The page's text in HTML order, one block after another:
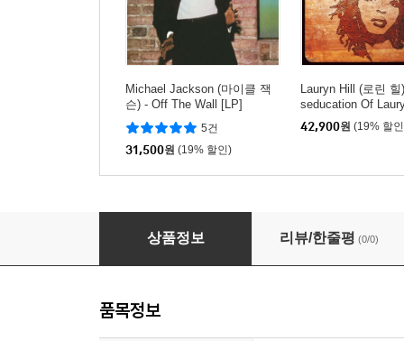
Michael Jackson (마이클 잭
슨) - Off The Wall [LP]
5건
31,500원 (19% 할인)
Lauryn Hill (로린
seducation Of
P]
42,900원 (19% 할
Stan Getz / Joao Gilberto (스탄 게츠, 주앙 질
상품정보 리뷰/한줄평 (0/0)
품목정보